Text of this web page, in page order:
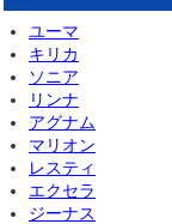
ユーマ
キリカ
ソニア
リンナ
アグナム
マリオン
レスティ
エクセラ
ジーナス